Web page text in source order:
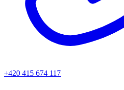
+420 415 674 117